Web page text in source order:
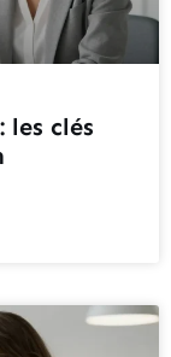
: les clés